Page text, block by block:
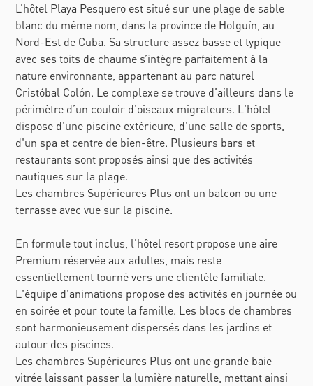
L’hôtel Playa Pesquero est situé sur une plage de sable
blanc du même nom, dans la province de Holguín, au
Nord-Est de Cuba. Sa structure assez basse et typique
avec ses toits de chaume s’intègre parfaitement à la
nature environnante, appartenant au parc naturel
Cristóbal Colón. Le complexe se trouve d’ailleurs dans le
périmètre d’un couloir d’oiseaux migrateurs. L'hôtel
dispose d'une piscine extérieure, d'une salle de sports,
d'un spa et centre de bien-être. Plusieurs bars et
restaurants sont proposés ainsi que des activités
nautiques sur la plage.
Les chambres Supérieures Plus ont un balcon ou une
terrasse avec vue sur la piscine.
En formule tout inclus, l'hôtel resort propose une aire
Premium réservée aux adultes, mais reste
essentiellement tourné vers une clientèle familiale.
L'équipe d'animations propose des activités en journée ou
en soirée et pour toute la famille. Les blocs de chambres
sont harmonieusement dispersés dans les jardins et
autour des piscines.
Les chambres Supérieures Plus ont une grande baie
vitrée laissant passer la lumière naturelle, mettant ainsi